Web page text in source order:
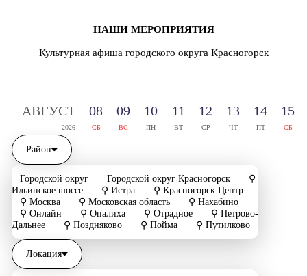
НАШИ МЕРОПРИЯТИЯ
Культурная афиша городского округа Красногорск
АВГУСТ
2026
08
СБ
09
ВС
10
ПН
11
ВТ
12
СР
13
ЧТ
14
ПТ
15
СБ
Район
Городской округ Городской округ Красногорск
⚲
Ильинское шоссе
⚲ Истра
⚲ Красногорск Центр
⚲ Москва
⚲ Московская область
⚲ Нахабино
⚲ Онлайн
⚲ Опалиха ⚲ Отрадное
⚲ Петрово-
Дальнее
⚲ Поздняково ⚲ Пойма ⚲ Путилково
Локация